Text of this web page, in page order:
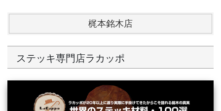
梶本銘木店
ステッキ専門店ラカッポ